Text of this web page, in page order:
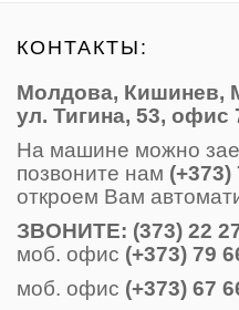
КОНТАКТЫ:
Молдова, Кишинев,
ул. Тигина, 53, офис
На машине можно
позвоните нам (+373)
откроем Вам
ЗВОНИТE: (373) 22
моб. офис (+373) 79
моб. офис (+373) 67